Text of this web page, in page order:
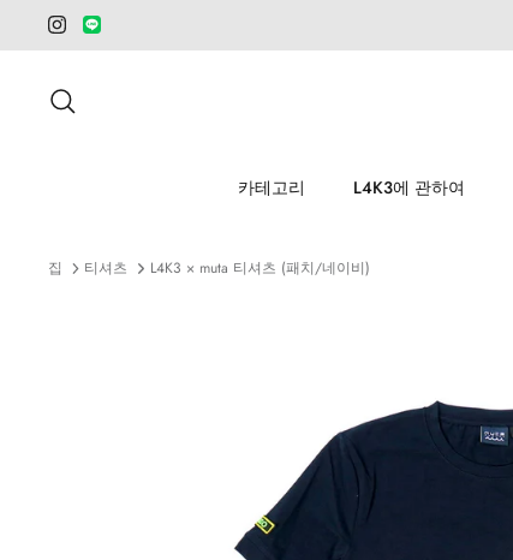
카테고리 L4K3에 관하여
집 티셔츠 L4K3 × muta 티셔츠 (패치/네이비)